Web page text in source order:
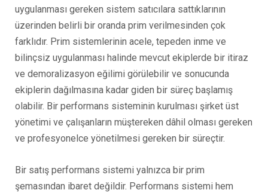
uygulanması gereken sistem satıcılara sattıklarının
üzerinden belirli bir oranda prim verilmesinden çok
farklıdır. Prim sistemlerinin acele, tepeden inme ve
bilinçsiz uygulanması halinde mevcut ekiplerde bir itiraz
ve demoralizasyon eğilimi görülebilir ve sonucunda
ekiplerin dağılmasına kadar giden bir süreç başlamış
olabilir. Bir performans sisteminin kurulması şirket üst
yönetimi ve çalışanların müştereken dâhil olması gereken
ve profesyonelce yönetilmesi gereken bir süreçtir.
Bir satış performans sistemi yalnızca bir prim
şemasından ibaret değildir. Performans sistemi hem